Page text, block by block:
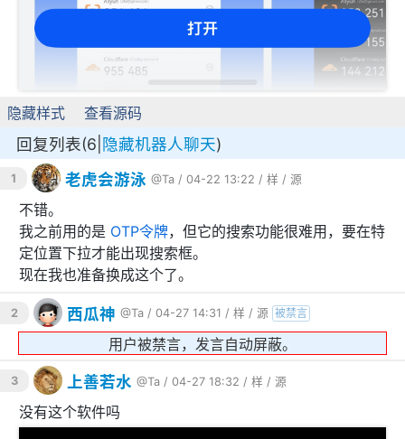
隐藏样式 查看源码
回复列表(6| 隐藏机器人聊天)
1 老虎会游泳 @Ta / 04-22 13:22 / 样 / 源
不错。
我之前用的是 OTP令牌，但它的搜索功能很难用，要在特
定位置下拉才能出现搜索框。
现在我也准备换成这个了。
2 西瓜神 @Ta / 04-27 14:31 / 样 / 源 被禁言
用户被禁言，发言自动屏蔽。
3 上善若水 @Ta / 04-27 18:32 / 样 / 源
没有这个软件吗